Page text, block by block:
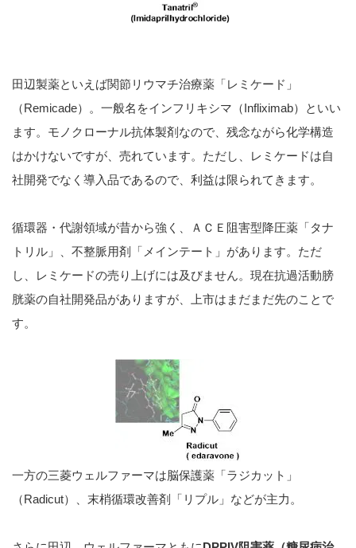
田辺製薬といえば関節リウマチ治療薬「レミケード」
（Remicade）。一般名をインフリキシマ（Infliximab）といい
ます。モノクローナル抗体製剤なので、残念ながら化学構造
はかけないですが、売れています。ただし、レミケードは自
社開発でなく導入品であるので、利益は限られてきます。
循環器・代謝領域が昔から強く、ＡＣＥ阻害型降圧薬「タナ
トリル」、不整脈用剤「メインテート」があります。ただ
し、レミケードの売り上げには及びません。現在抗過活動膀
胱薬の自社開発品がありますが、上市はまだまだ先のことで
す。
一方の三菱ウェルファーマは脳保護薬「ラジカット」
（Radicut）、末梢循環改善剤「リプル」などが主力。